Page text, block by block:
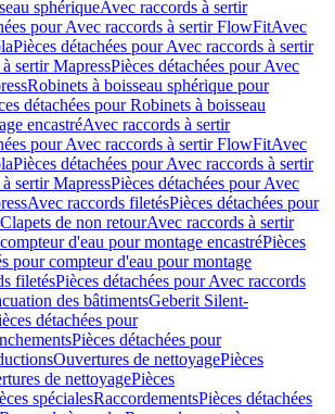
sphériqueAvec raccords à sertir
pour Avec raccords à sertir FlowFitAvec
Pièces détachées pour Avec raccords à sertir
sertir MapressPièces détachées pour Avec
Robinets à boisseau sphérique pour
détachées pour Robinets à boisseau
encastréAvec raccords à sertir
pour Avec raccords à sertir FlowFitAvec
Pièces détachées pour Avec raccords à sertir
sertir MapressPièces détachées pour Avec
Avec raccords filetésPièces détachées pour
Clapets de non retourAvec raccords à sertir
d'eau pour montage encastréPièces
pour compteur d'eau pour montage
filetésPièces détachées pour Avec raccords
des bâtimentsGeberit Silent-
détachées pour
Pièces détachées pour
Ouvertures de nettoyagePièces
de nettoyagePièces
spécialesRaccordementsPièces détachées